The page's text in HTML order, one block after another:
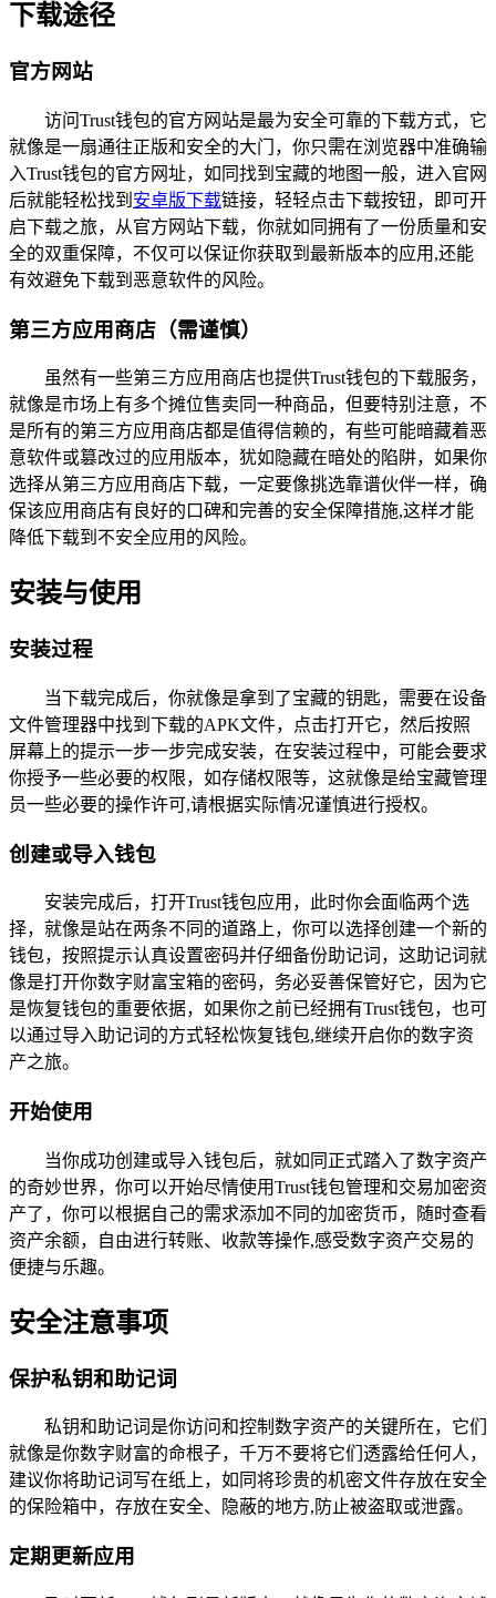
下载途径
官方网站
访问Trust钱包的官方网站是最为安全可靠的下载方式，它
就像是一扇通往正版和安全的大门，你只需在浏览器中准确输
入Trust钱包的官方网址，如同找到宝藏的地图一般，进入官网
后就能轻松找到 安卓版下载链接，轻轻点击下载按钮，即可开
启下载之旅，从官方网站下载，你就如同拥有了一份质量和安
全的双重保障，不仅可以保证你获取到最新版本的应用,还能
有效避免下载到恶意软件的风险。
第三方应用商店（需谨慎）
虽然有一些第三方应用商店也提供Trust钱包的下载服务，
就像是市场上有多个摊位售卖同一种商品，但要特别注意，不
是所有的第三方应用商店都是值得信赖的，有些可能暗藏着恶
意软件或篡改过的应用版本，犹如隐藏在暗处的陷阱，如果你
选择从第三方应用商店下载，一定要像挑选靠谱伙伴一样，确
保该应用商店有良好的口碑和完善的安全保障措施,这样才能
降低下载到不安全应用的风险。
安装与使用
安装过程
当下载完成后，你就像是拿到了宝藏的钥匙，需要在设备
文件管理器中找到下载的APK文件，点击打开它，然后按照
屏幕上的提示一步一步完成安装，在安装过程中，可能会要求
你授予一些必要的权限，如存储权限等，这就像是给宝藏管理
员一些必要的操作许可,请根据实际情况谨慎进行授权。
创建或导入钱包
安装完成后，打开Trust钱包应用，此时你会面临两个选
择，就像是站在两条不同的道路上，你可以选择创建一个新的
钱包，按照提示认真设置密码并仔细备份助记词，这助记词就
像是打开你数字财富宝箱的密码，务必妥善保管好它，因为它
是恢复钱包的重要依据，如果你之前已经拥有Trust钱包，也可
以通过导入助记词的方式轻松恢复钱包,继续开启你的数字资
产之旅。
开始使用
当你成功创建或导入钱包后，就如同正式踏入了数字资产
的奇妙世界，你可以开始尽情使用Trust钱包管理和交易加密资
产了，你可以根据自己的需求添加不同的加密货币，随时查看
资产余额，自由进行转账、收款等操作,感受数字资产交易的
便捷与乐趣。
安全注意事项
保护私钥和助记词
私钥和助记词是你访问和控制数字资产的关键所在，它们
就像是你数字财富的命根子，千万不要将它们透露给任何人，
建议你将助记词写在纸上，如同将珍贵的机密文件存放在安全
的保险箱中，存放在安全、隐蔽的地方,防止被盗取或泄露。
定期更新应用